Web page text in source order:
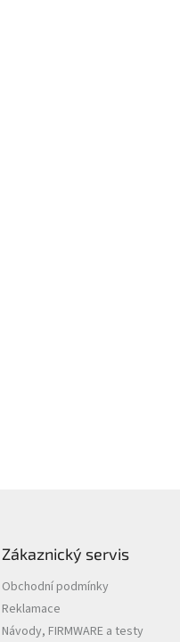
Zákaznický servis
Obchodní podmínky
Reklamace
Návody, FIRMWARE a testy